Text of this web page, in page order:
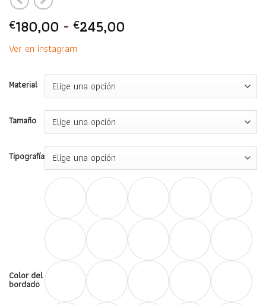
€180,00 - €245,00Rango
desde
€180,00
hasta
€245,00
Ver en instagram
Material
Tamaño
Tipografía
Color del
bordado